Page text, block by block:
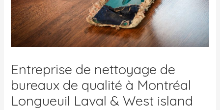
Entreprise de nettoyage de
bureaux de qualité à Montréal
Longueuil Laval & West island